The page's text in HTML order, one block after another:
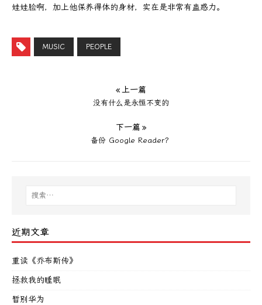
娃娃脸啊，加上他保养得体的身材，实在是非常有蛊惑力。
MUSIC PEOPLE
« 上一篇
没有什么是永恒不变的
下一篇 »
备份 Google Reader？
近期文章
重读《乔布斯传》
拯救我的睡眠
暂别华为